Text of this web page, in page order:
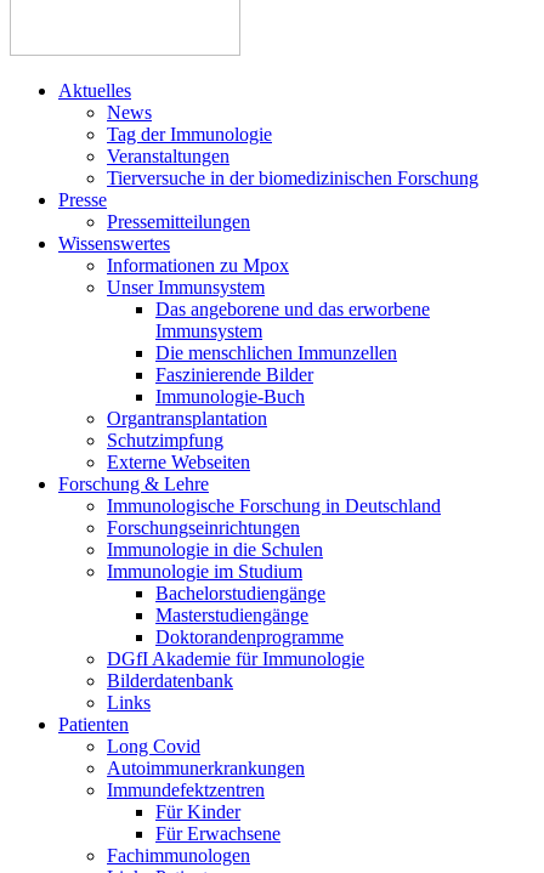
Aktuelles
News
Tag der Immunologie
Veranstaltungen
Tierversuche in der biomedizinischen Forschung
Presse
Pressemitteilungen
Wissenswertes
Informationen zu Mpox
Unser Immunsystem
Das angeborene und das erworbene
Immunsystem
Die menschlichen Immunzellen
Faszinierende Bilder
Immunologie-Buch
Organtransplantation
Schutzimpfung
Externe Webseiten
Forschung & Lehre
Immunologische Forschung in Deutschland
Forschungseinrichtungen
Immunologie in die Schulen
Immunologie im Studium
Bachelorstudiengänge
Masterstudiengänge
Doktorandenprogramme
DGfI Akademie für Immunologie
Bilderdatenbank
Links
Patienten
Long Covid
Autoimmunerkrankungen
Immundefektzentren
Für Kinder
Für Erwachsene
Fachimmunologen